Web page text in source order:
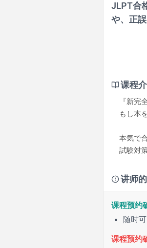
JLPT合
や、正
课程
『新完
もし本
本気で
試験対
讲师
课程预约
随时可
课程预约